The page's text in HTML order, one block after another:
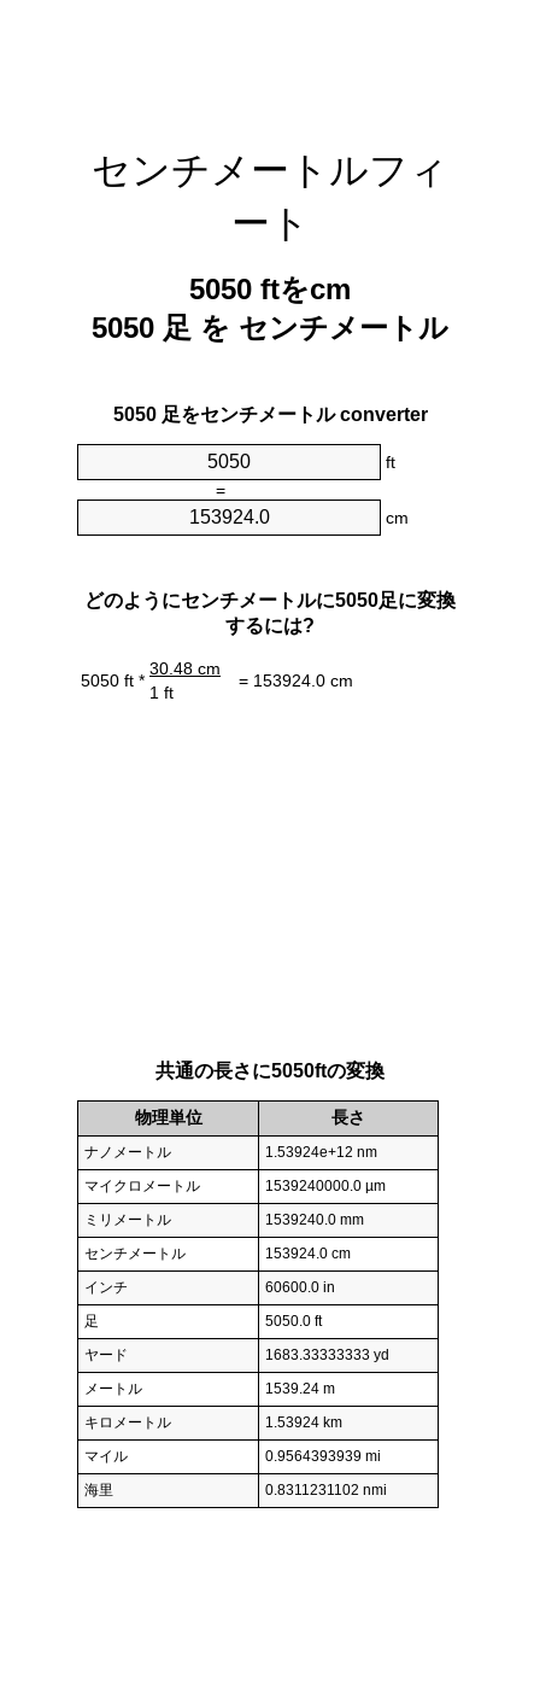
センチメートルフィ
ート
5050 ftをcm
5050 足 を センチメートル
5050 足をセンチメートル converter
ft
=
cm
どのようにセンチメートルに5050足に変換
するには?
5050 ft *
30.48 cm
= 153924.0 cm
1 ft
共通の長さに5050ftの変換
物理単位 長さ
ナノメートル
1.53924e+12 nm
マイクロメートル
1539240000.0 µm
ミリメートル
1539240.0 mm
センチメートル
153924.0 cm
インチ
60600.0 in
足
5050.0 ft
ヤード
1683.33333333 yd
メートル
1539.24 m
キロメートル
1.53924 km
マイル
0.9564393939 mi
海里
0.8311231102 nmi